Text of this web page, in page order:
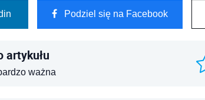
Podziel się na Facebook
artykułu
ważna